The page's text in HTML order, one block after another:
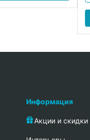
Информация
Акции и скидки